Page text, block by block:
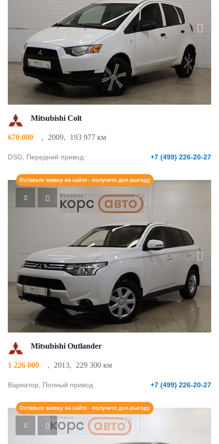
Mitsubishi Colt
670 000 , 2009, 193 977 км
DSG, Передний привод +7 (499) 226-20-27
Оставьте заявку на сайте - получите доп.выгоду
Mitsubishi Outlander
1 226 000 , 2013, 229 300 км
Вариатор, Полный привод +7 (499) 226-20-27
Оставьте заявку на сайте - получите доп.выгоду